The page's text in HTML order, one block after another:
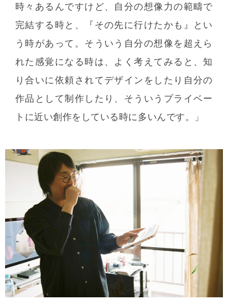
時々あるんですけど、自分の想像力の範疇で
完結する時と、『その先に行けたかも』とい
う時があって。そういう自分の想像を超えら
れた感覚になる時は、よく考えてみると、知
り合いに依頼されてデザインをしたり自分の
作品として制作したり、そういうプライベー
トに近い創作をしている時に多いんです。」